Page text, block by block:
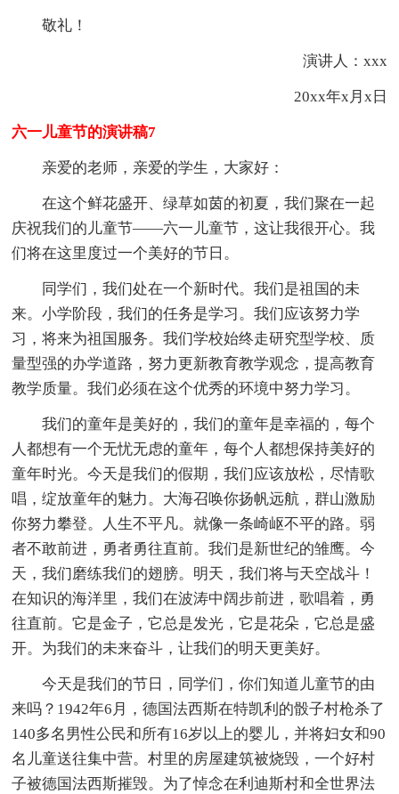
敬礼！
演讲人：xxx
20xx年x月x日
六一儿童节的演讲稿7
亲爱的老师，亲爱的学生，大家好：
在这个鲜花盛开、绿草如茵的初夏，我们聚在一起
庆祝我们的儿童节——六一儿童节，这让我很开心。我
们将在这里度过一个美好的节日。
同学们，我们处在一个新时代。我们是祖国的未
来。小学阶段，我们的任务是学习。我们应该努力学
习，将来为祖国服务。我们学校始终走研究型学校、质
量型强的办学道路，努力更新教育教学观念，提高教育
教学质量。我们必须在这个优秀的环境中努力学习。
我们的童年是美好的，我们的童年是幸福的，每个
人都想有一个无忧无虑的童年，每个人都想保持美好的
童年时光。今天是我们的假期，我们应该放松，尽情歌
唱，绽放童年的魅力。大海召唤你扬帆远航，群山激励
你努力攀登。人生不平凡。就像一条崎岖不平的路。弱
者不敢前进，勇者勇往直前。我们是新世纪的雏鹰。今
天，我们磨练我们的翅膀。明天，我们将与天空战斗！
在知识的海洋里，我们在波涛中阔步前进，歌唱着，勇
往直前。它是金子，它总是发光，它是花朵，它总是盛
开。为我们的未来奋斗，让我们的明天更美好。
今天是我们的节日，同学们，你们知道儿童节的由
来吗？1942年6月，德国法西斯在特凯利的骰子村枪杀了
140多名男性公民和所有16岁以上的婴儿，并将妇女和90
名儿童送往集中营。村里的房屋建筑被烧毁，一个好村
子被德国法西斯摧毁。为了悼念在利迪斯村和全世界法